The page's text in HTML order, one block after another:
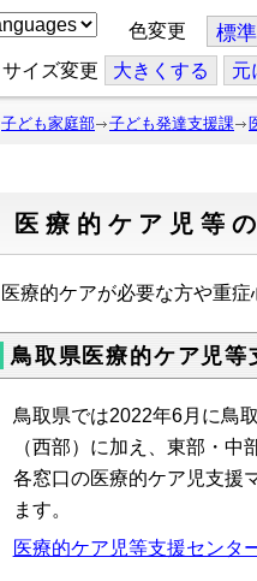
色変更 標準
サイズ変更 大きくする 元
子ども家庭部 子ども発達支援課
医療的ケア児等
医療的ケアが必要な方や重
鳥取県医療的ケア児等
鳥取県では2022年6月に鳥
（西部）に加え、東部・
各窓口の医療的ケア児支援
ます。
医療的ケア児等支援センタ